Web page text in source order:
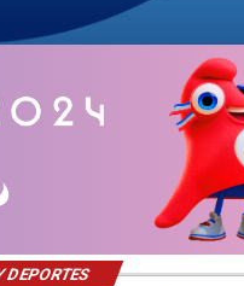
DEPORTES